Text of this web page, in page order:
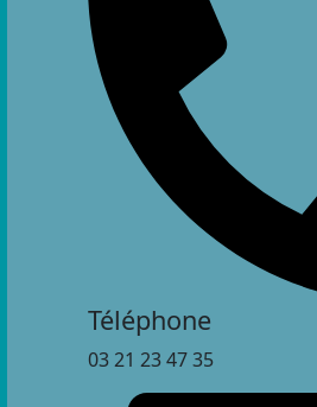
Téléphone
03 21 23 47 35